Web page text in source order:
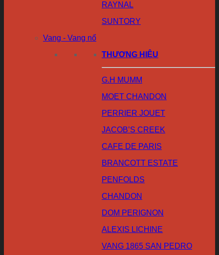
RAYNAL
SUNTORY
Vang - Vang nổ
THƯƠNG HIỆU
G.H MUMM
MOET CHANDON
PERRIER JOUET
JACOB’S CREEK
CAFE DE PARIS
BRANCOTT ESTATE
PENFOLDS
CHANDON
DOM PERIGNON
ALEXIS LICHINE
VANG 1865 SAN PEDRO